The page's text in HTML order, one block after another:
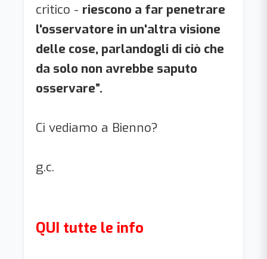
critico - riescono a far penetrare
l'osservatore in un'altra visione
delle cose, parlandogli di ciò che
da solo non avrebbe saputo
osservare”.
Ci vediamo a Bienno?
g.c.
QUI tutte le info